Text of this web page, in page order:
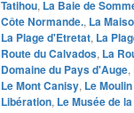
Tatihou, La Baie de
Côte Normande., La
La Plage d'Etretat, La
Route du Calvados, La
Domaine du Pays d'Auge,
Le Mont Canisy, Le
Libération, Le Musée de